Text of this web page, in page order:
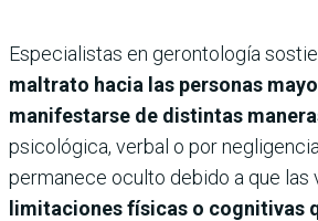
Especialistas en gerontología
maltrato hacia las personas
manifestarse de distintas
psicológica, verbal o por
permanece oculto debido a que las
limitaciones físicas o cognitivas